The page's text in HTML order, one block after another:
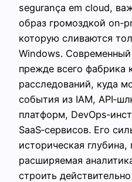
segurança em cloud,
образ громоздкой
которую сливаются
Windows.
прежде всего фабрика
расследований, куда
события из IAM,
платформ,
SaaS‑сервисов. Его
историческая глубина,
расширяемая
строить